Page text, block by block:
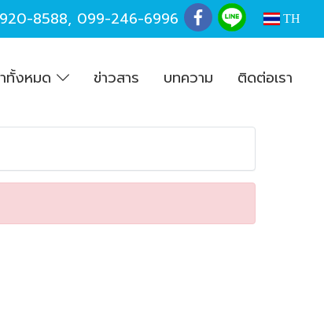
8588, 099-246-6996 TH
ทั้งหมด ข่าวสาร บทความ ติดต่อเรา